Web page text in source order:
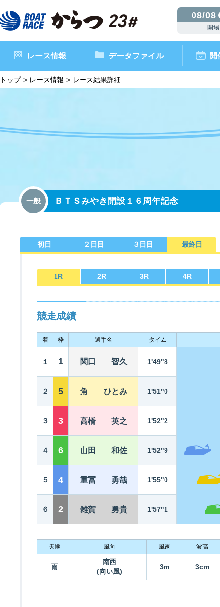
08/08
開場
レース情報
今節の進入コース別成績
今節出場選手のマル得情報
データファイル
佐賀支部選手一覧 記念競走優勝選手一覧
開
トップ レース情報 レース結果詳細
一般 ＢＴＳみやき開設１６周年記念
初日 ２日目 ３日目 最終日
1R 2R 3R 4R
競走成績
着 枠 選手名 タイム
１ 1 関口 智久 1'49"8
２ 5 角 ひとみ 1'51"0
３ 3 高橋 英之 1'52"2
４ 6 山田 和佐 1'52"9
５ 4 重冨 勇哉 1'55"0
６ 2 雑賀 勇貴 1'57"1
天候 風向 風速 波高
雨
南西
(向い風)
3m 3cm